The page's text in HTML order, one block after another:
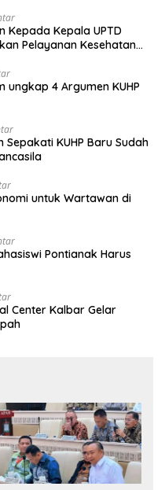
UPTD
Pelayanan Kesehatan
ungkap 4 Argumen KUHP
KUHP Baru Sudah
untuk Wartawan di
Pontianak Harus
Center Kalbar Gelar